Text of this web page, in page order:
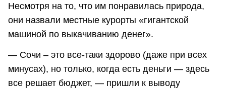
Несмотря на то, что им понравилась природа,
они назвали местные курорты «гигантской
машиной по выкачиванию денег».
— Сочи – это все-таки здорово (даже при всех
минусах), но только, когда есть деньги — здесь
все решает бюджет, — пришли к выводу